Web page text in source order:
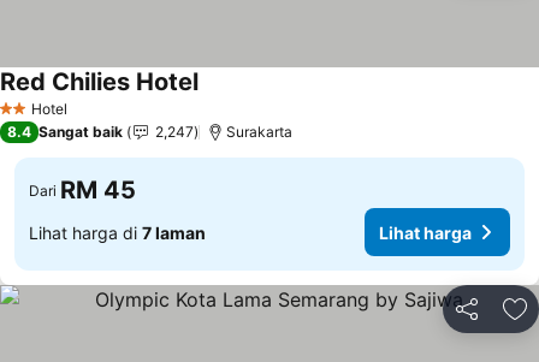
2 Bintang
Hotel
Red Chilies HotelLihat harga
8.4 Sangat baik 2,247 Surakarta
Dari RM 45
Lihat harga di 7 laman Lihat harga
Kongsi